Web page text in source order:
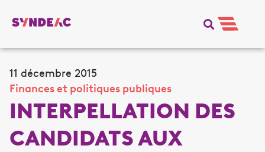
11 décembre 2015
Finances et politiques publiques
INTERPELLATION DES
CANDIDATS AUX